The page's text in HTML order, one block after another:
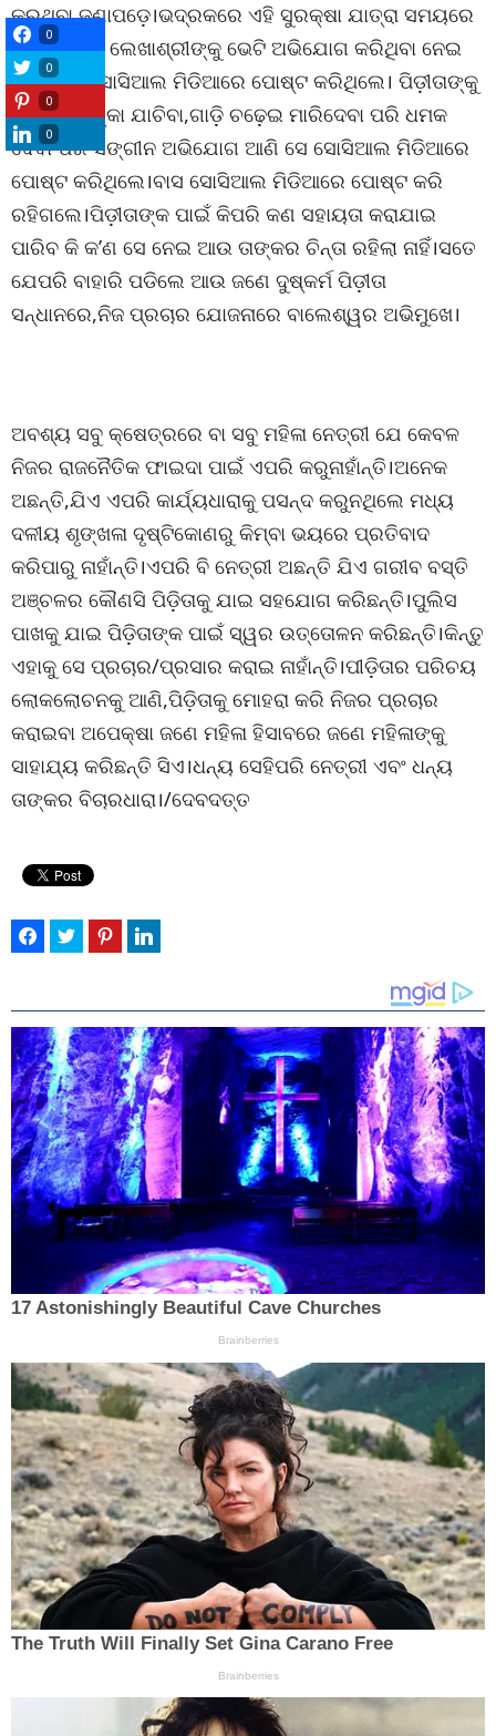
କରୁଥିବା ଜଣାପଡ଼େ।ଭଦ୍ରକରେ ଏହି ସୁରକ୍ଷା ଯାତ୍ରା ସମୟରେ
ଜଣେ ପିଡ଼ୀତା ଲେଖାଶ୍ରୀଙ୍କୁ ଭେଟି ଅଭିଯୋଗ କରିଥିବା ନେଇ
ମଧ୍ୟ ସେ ସୋସିଆଲ ମିଡିଆରେ ପୋଷ୍ଟ କରିଥିଲେ। ପିଡ଼ୀତାଙ୍କୁ
ପୋଲିସ ଟଙ୍କା ଯାଚିବା,ଗାଡ଼ି ଚଢ଼େଇ ମାରିଦେବା ପରି ଧମକ
ଦେବା ପରି ସଙ୍ଗୀନ ଅଭିଯୋଗ ଆଣି ସେ ସୋସିଆଲ ମିଡିଆରେ
ପୋଷ୍ଟ କରିଥିଲେ।ବାସ ସୋସିଆଲ ମିଡିଆରେ ପୋଷ୍ଟ କରି
ରହିଗଲେ।ପିଡ଼ୀତାଙ୍କ ପାଇଁ କିପରି କଣ ସହାୟତା କରାଯାଇ
ପାରିବ କି କ’ଣ ସେ ନେଇ ଆଉ ତାଙ୍କର ଚିନ୍ତା ରହିଲା ନାହିଁ।ସତେ
ଯେପରି ବାହାରି ପଡିଲେ ଆଉ ଜଣେ ଦୁଷ୍କର୍ମ ପିଡ଼ୀତା
ସନ୍ଧାନରେ,ନିଜ ପ୍ରଚାର ଯୋଜନାରେ ବାଲେଶ୍ୱର ଅଭିମୁଖେ।
ଅବଶ୍ୟ ସବୁ କ୍ଷେତ୍ରରେ ବା ସବୁ ମହିଳା ନେତ୍ରୀ ଯେ କେବଳ
ନିଜର ରାଜନୈତିକ ଫାଇଦା ପାଇଁ ଏପରି କରୁନାହାଁନ୍ତି।ଅନେକ
ଅଛନ୍ତି,ଯିଏ ଏପରି କାର୍ଯ୍ୟଧାରାକୁ ପସନ୍ଦ କରୁନଥିଲେ ମଧ୍ୟ
ଦଳୀୟ ଶୃଙ୍ଖଳା ଦୃଷ୍ଟିକୋଣରୁ କିମ୍ବା ଭୟରେ ପ୍ରତିବାଦ
କରିପାରୁ ନାହାଁନ୍ତି।ଏପରି ବି ନେତ୍ରୀ ଅଛନ୍ତି ଯିଏ ଗରୀବ ବସ୍ତି
ଅଞ୍ଚଳର କୌଣସି ପିଡ଼ିତାକୁ ଯାଇ ସହଯୋଗ କରିଛନ୍ତି।ପୁଲିସ
ପାଖକୁ ଯାଇ ପିଡ଼ିତାଙ୍କ ପାଇଁ ସ୍ୱର ଉତ୍ତୋଳନ କରିଛନ୍ତି।କିନ୍ତୁ
ଏହାକୁ ସେ ପ୍ରଚାର/ପ୍ରସାର କରାଇ ନାହାଁନ୍ତି।ପୀଡ଼ିତାର ପରିଚୟ
ଲୋକଲୋଚନକୁ ଆଣି,ପିଡ଼ିତାକୁ ମୋହରା କରି ନିଜର ପ୍ରଚାର
କରାଇବା ଅପେକ୍ଷା ଜଣେ ମହିଳା ହିସାବରେ ଜଣେ ମହିଳାଙ୍କୁ
ସାହାଯ୍ୟ କରିଛନ୍ତି ସିଏ।ଧନ୍ୟ ସେହିପରି ନେତ୍ରୀ ଏବଂ ଧନ୍ୟ
ତାଙ୍କର ବିଚାରଧାରା।/ଦେବଦତ୍ତ
0
0
0
0